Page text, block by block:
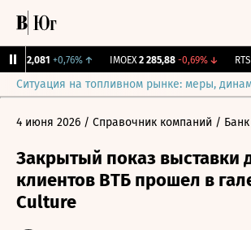
12,081 +0,76%↑ IMOEX 2 285,88 -0,69%↓ RTSI
Ситуация на топливном рынке: меры,
4 июня 2026 / Справочник компаний /
Закрытый показ выставки
клиентов ВТБ прошел в
Culture